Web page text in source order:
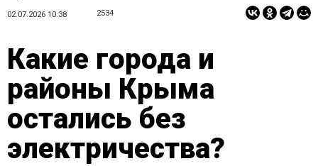
02.07.2026 10:38 2534
Какие города и
районы Крыма
остались без
электричества?